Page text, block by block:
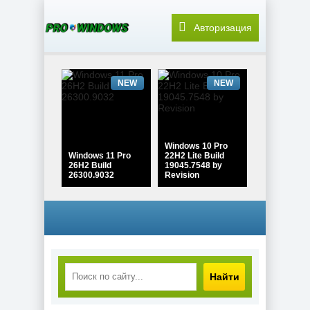
Авторизация
Windows 11 Pro
26H2 Build
26300.9032
NEW
Windows 10 Pro
22H2 Lite Build
19045.7548 by
Revision
NEW
Windows 10
Enterprise 2021
PDF редактор
Найти